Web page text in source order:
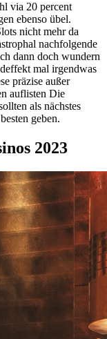
via 20 percent
ebenso übel.
nicht mehr da
nachfolgende
dann doch wundern
mal irgendwas
präzise außer
auflisten Die
als nächstes
geben.
2023